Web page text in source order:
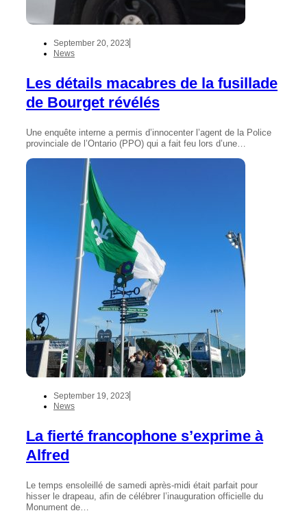
September 20, 2023
News
Les détails macabres de la fusillade
de Bourget révélés
Une enquête interne a permis d’innocenter l’agent de la Police
provinciale de l’Ontario (PPO) qui a fait feu lors d’une…
September 19, 2023
News
La fierté francophone s’exprime à
Alfred
Le temps ensoleillé de samedi après-midi était parfait pour
hisser le drapeau, afin de célébrer l’inauguration officielle du
Monument de…